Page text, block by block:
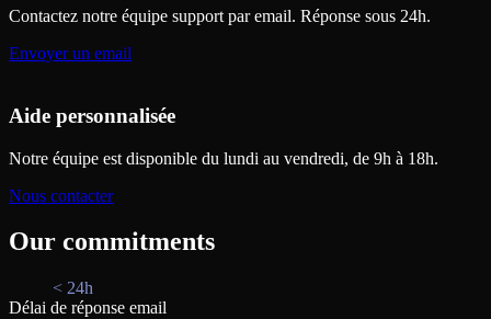
Contactez notre équipe support par email. Réponse sous 24h.
Envoyer un email
Aide personnalisée
Notre équipe est disponible du lundi au vendredi, de 9h à 18h.
Nous contacter
Our commitments
< 24h
Délai de réponse email